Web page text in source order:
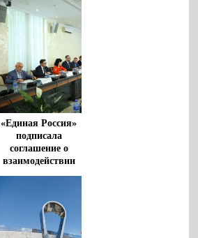
«Единая Россия»
подписала
соглашение о
взаимодействии
между
палатой РФ и
политическими
партиями